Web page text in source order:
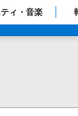
ィ・音楽